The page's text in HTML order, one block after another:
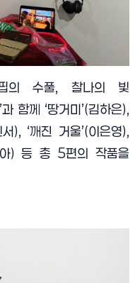
수풀, 찰나의 빛
께 ‘땅거미’(김하은),
), ‘깨진 거울’(이은영),
) 등 총 5편의 작품을